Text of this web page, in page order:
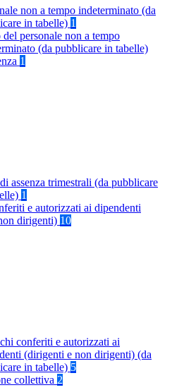
non a tempo indeterminato (da
in tabelle) 1
del personale non a tempo
(da pubblicare in tabelle)
1
assenza trimestrali (da pubblicare
1
e autorizzati ai dipendenti
dirigenti) 10
conferiti e autorizzati ai
(dirigenti e non dirigenti) (da
in tabelle) 5
collettiva 2